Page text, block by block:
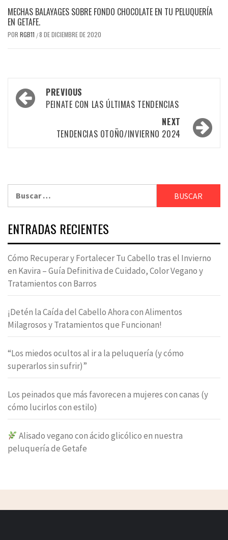
MECHAS BALAYAGES SOBRE FONDO CHOCOLATE EN TU PELUQUERÍA
EN GETAFE.
POR RGB11 /8 DE DICIEMBRE DE 2020
Post
navigation
PREVIOUS
PEINATE CON LAS ÚLTIMAS TENDENCIAS
NEXT
TENDENCIAS OTOÑO/INVIERNO 2024
ENTRADAS RECIENTES
Cómo Recuperar y Fortalecer Tu Cabello tras el Invierno
en Kavira – Guía Definitiva de Cuidado, Color Vegano y
Tratamientos con Barros
¡Detén la Caída del Cabello Ahora con Alimentos
Milagrosos y Tratamientos que Funcionan!
“Los miedos ocultos al ir a la peluquería (y cómo
superarlos sin sufrir)”
Los peinados que más favorecen a mujeres con canas (y
cómo lucirlos con estilo)
Alisado vegano con ácido glicólico en nuestra
peluquería de Getafe